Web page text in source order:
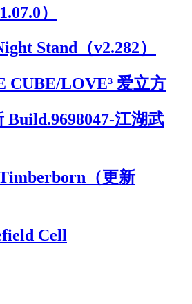
）
Stand（v2.282）
CUBE/LOVE³ 爱立方
Build.9698047-江湖武
（更新
Cell